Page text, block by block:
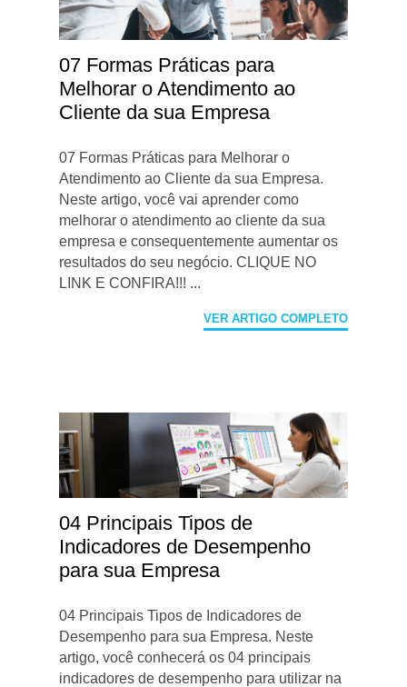
07 Formas Práticas para
Melhorar o Atendimento ao
Cliente da sua Empresa
07 Formas Práticas para Melhorar o
Atendimento ao Cliente da sua Empresa.
Neste artigo, você vai aprender como
melhorar o atendimento ao cliente da sua
empresa e consequentemente aumentar os
resultados do seu negócio. CLIQUE NO
LINK E CONFIRA!!! ...
VER ARTIGO COMPLETO
04 Principais Tipos de
Indicadores de Desempenho
para sua Empresa
04 Principais Tipos de Indicadores de
Desempenho para sua Empresa. Neste
artigo, você conhecerá os 04 principais
indicadores de desempenho para utilizar na